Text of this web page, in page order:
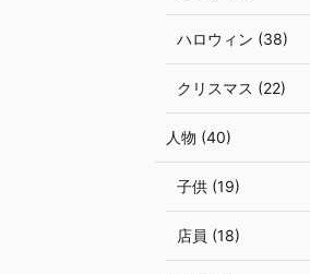
ハロウィン (38)
クリスマス (22)
人物 (40)
子供 (19)
店員 (18)